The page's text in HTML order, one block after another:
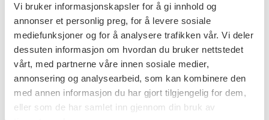
Vi bruker informasjonskapsler for å gi innhold og
annonser et personlig preg, for å levere sosiale
mediefunksjoner og for å analysere trafikken vår. Vi deler
dessuten informasjon om hvordan du bruker nettstedet
vårt, med partnerne våre innen sosiale medier,
annonsering og analysearbeid, som kan kombinere den
med annen informasjon du har gjort tilgjengelig for dem,
eller som de har samlet inn gjennom din bruk av
Reference KORO.008725